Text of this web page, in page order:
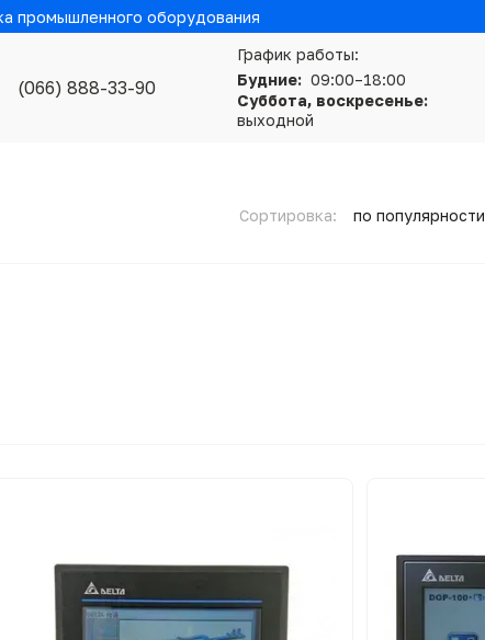
промышленного оборудования
(066) 888-33-90
График работы:
Будние: 09:00–18:00
Суббота, воскресенье:
выходной
Сортировка: по популярности